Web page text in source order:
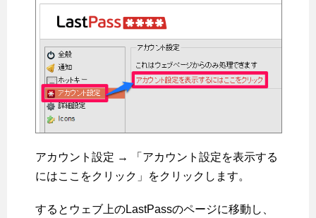
アカウント設定 → 「アカウント設定を表示する
にはここをクリック」をクリックします。
するとウェブ上のLastPassのページに移動し、